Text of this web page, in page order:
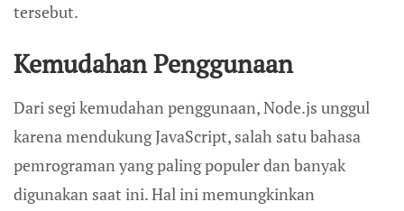
tersebut.
Kemudahan Penggunaan
Dari segi kemudahan penggunaan, Node.js unggul
karena mendukung JavaScript, salah satu bahasa
pemrograman yang paling populer dan banyak
digunakan saat ini. Hal ini memungkinkan